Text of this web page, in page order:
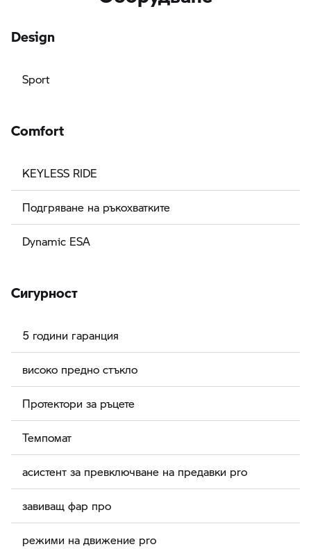
Design
Sport
Comfort
KEYLESS RIDE
Подгряване на ръкохватките
Dynamic ESA
Сигурност
5 години гаранция
високо предно стъкло
Протектори за ръцете
Темпомат
асистент за превключване на предавки pro
завиващ фар про
режими на движение pro